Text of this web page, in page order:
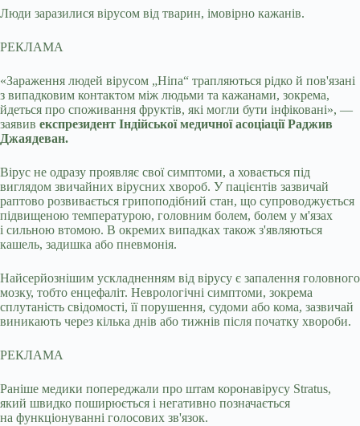
Люди заразилися вірусом від тварин, імовірно кажанів.
РЕКЛАМА
«Зараження людей вірусом „Ніпа“ трапляються рідко й пов'язані
з випадковим контактом між людьми та кажанами, зокрема,
йдеться про споживання фруктів, які могли бути інфіковані», —
заявив експрезидент Індійської медичної асоціації Раджив
Джаядеван.
Вірус не одразу проявляє свої симптоми, а ховається під
виглядом звичайних вірусних хвороб. У пацієнтів зазвичай
раптово розвивається грипоподібний стан, що супроводжується
підвищеною температурою, головним болем, болем у м'язах
і сильною втомою. В окремих випадках також з'являються
кашель, задишка або пневмонія.
Найсерйознішим ускладненням від вірусу є запалення головного
мозку, тобто енцефаліт. Неврологічні симптоми, зокрема
сплутаність свідомості, її порушення, судоми або кома, зазвичай
виникають через кілька днів або тижнів після початку хвороби.
РЕКЛАМА
Раніше медики попереджали про штам коронавірусу Stratus,
який швидко поширюється і негативно позначається
на функціонуванні голосових зв'язок.